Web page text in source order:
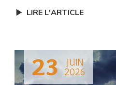
LIRE L'ARTICLE
23
JUIN
2026